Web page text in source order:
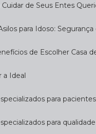
Cuidar de Seus Entes
Asilos para Idoso:
de Escolher Casa
a Ideal
para
para